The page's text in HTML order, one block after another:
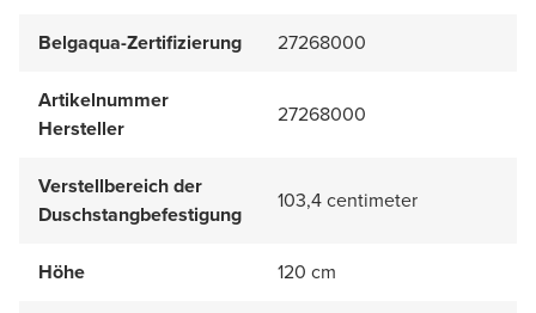
Belgaqua-Zertifizierung 27268000
Artikelnummer
Hersteller
27268000
Verstellbereich der
Duschstangbefestigung
103,4 centimeter
Höhe 120 cm